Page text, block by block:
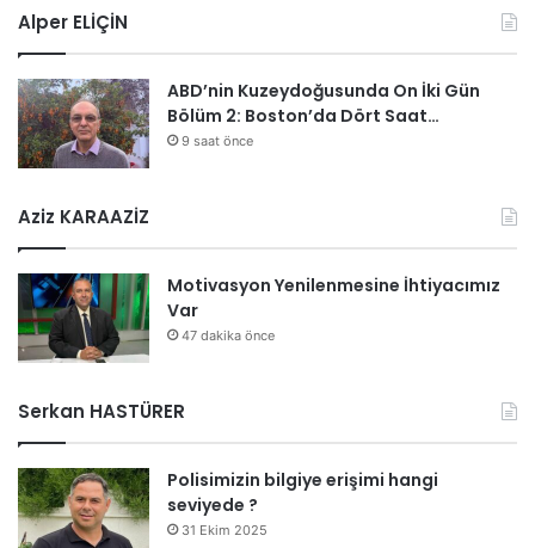
Alper ELİÇİN
ABD’nin Kuzeydoğusunda On İki Gün
Bölüm 2: Boston’da Dört Saat…
9 saat önce
Aziz KARAAZİZ
Motivasyon Yenilenmesine İhtiyacımız
Var
47 dakika önce
Serkan HASTÜRER
Polisimizin bilgiye erişimi hangi
seviyede ?
31 Ekim 2025